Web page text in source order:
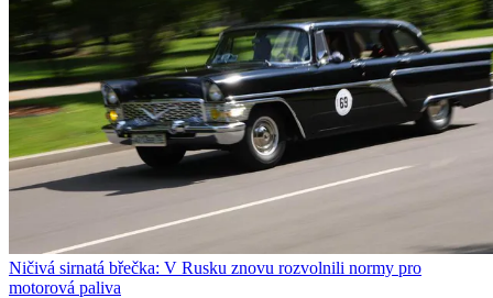
Ničivá sirnatá břečka: V Rusku znovu rozvolnili normy pro
motorová paliva